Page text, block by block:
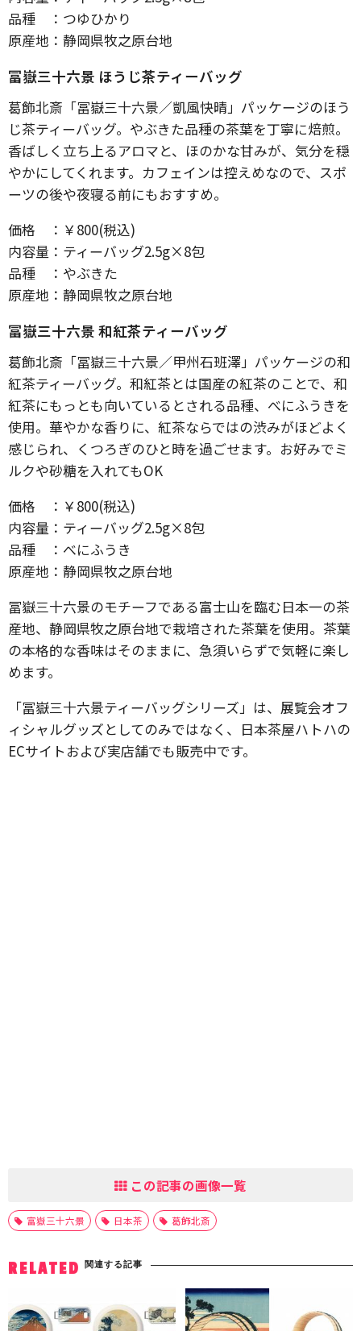
品種 ：つゆひかり
原産地：静岡県牧之原台地
冨嶽三十六景 ほうじ茶ティーバッグ
葛飾北斎「冨嶽三十六景／凱風快晴」パッケージのほう
じ茶ティーバッグ。やぶきた品種の茶葉を丁寧に焙煎。
香ばしく立ち上るアロマと、ほのかな甘みが、気分を穏
やかにしてくれます。カフェインは控えめなので、スポ
ーツの後や夜寝る前にもおすすめ。
価格 ：￥800(税込)
内容量：ティーバッグ2.5g×8包
品種 ：やぶきた
原産地：静岡県牧之原台地
冨嶽三十六景 和紅茶ティーバッグ
葛飾北斎「冨嶽三十六景／甲州石班澤」パッケージの和
紅茶ティーバッグ。和紅茶とは国産の紅茶のことで、和
紅茶にもっとも向いているとされる品種、べにふうきを
使用。華やかな香りに、紅茶ならではの渋みがほどよく
感じられ、くつろぎのひと時を過ごせます。お好みでミ
ルクや砂糖を入れてもOK
価格 ：￥800(税込)
内容量：ティーバッグ2.5g×8包
品種 ：べにふうき
原産地：静岡県牧之原台地
冨嶽三十六景のモチーフである富士山を臨む日本一の茶
産地、静岡県牧之原台地で栽培された茶葉を使用。茶葉
の本格的な香味はそのままに、急須いらずで気軽に楽し
めます。
「冨嶽三十六景ティーバッグシリーズ」は、展覧会オフ
ィシャルグッズとしてのみではなく、日本茶屋ハトハの
ECサイトおよび実店舗でも販売中です。
この記事の画像一覧
富嶽三十六景 日本茶 葛飾北斎
RELATED 関連する記事